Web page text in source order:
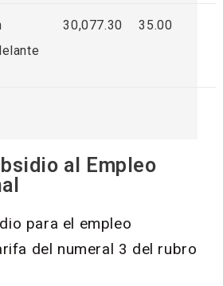
30,077.30 35.00
al Empleo
para el empleo
del numeral 3 del rubro